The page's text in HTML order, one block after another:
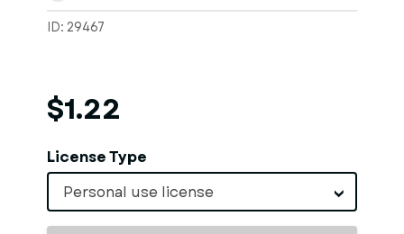
ID: 29467
$1.22
License Type
Personal use license